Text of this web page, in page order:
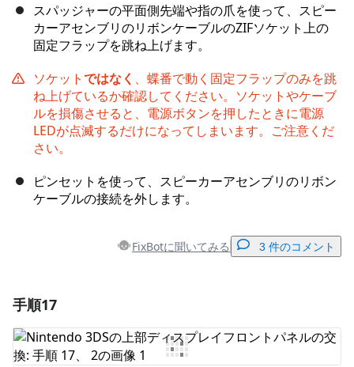
スパッジャーの平面側先端や指の爪を使って、スピー
カーアセンブリのリボンケーブルのZIFソケット上の
固定フラップを跳ね上げます。
ソケットではなく 、蝶番で動く固定フラップのみを跳
ね上げているか確認してください。ソケットやケーブ
ルを損傷させると、電源ボタンを押したときに電源
LEDが点滅するだけになってしまいます。ご注意くだ
さい。
ピンセットを使って、スピーカーアセンブリのリボン
ケーブルの接続を外します。
FixBotに聞いてみる 3 件のコメント
コメントを追加
手順17